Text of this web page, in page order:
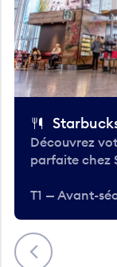
Précédent
Découvrez
parfaite chez
T1 — Avant-